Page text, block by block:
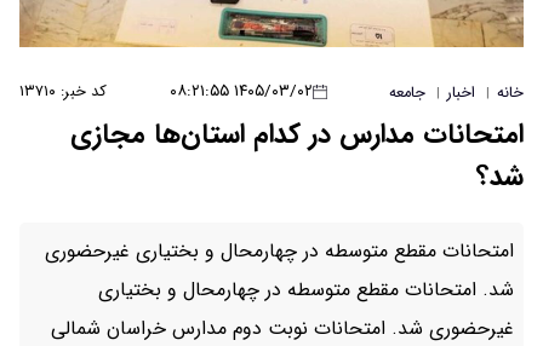
خانه | اخبار | جامعه ۱۴۰۵/۰۳/۰۲ ۰۸:۲۱:۵۵ کد خبر: ۱۳۷۱۰
امتحانات مدارس در کدام استان‌ها مجازی
شد؟
امتحانات مقطع متوسطه در چهارمحال و بختیاری غیرحضوری
شد. امتحانات مقطع متوسطه در چهارمحال و بختیاری
غیرحضوری شد. امتحانات نوبت دوم مدارس خراسان شمالی